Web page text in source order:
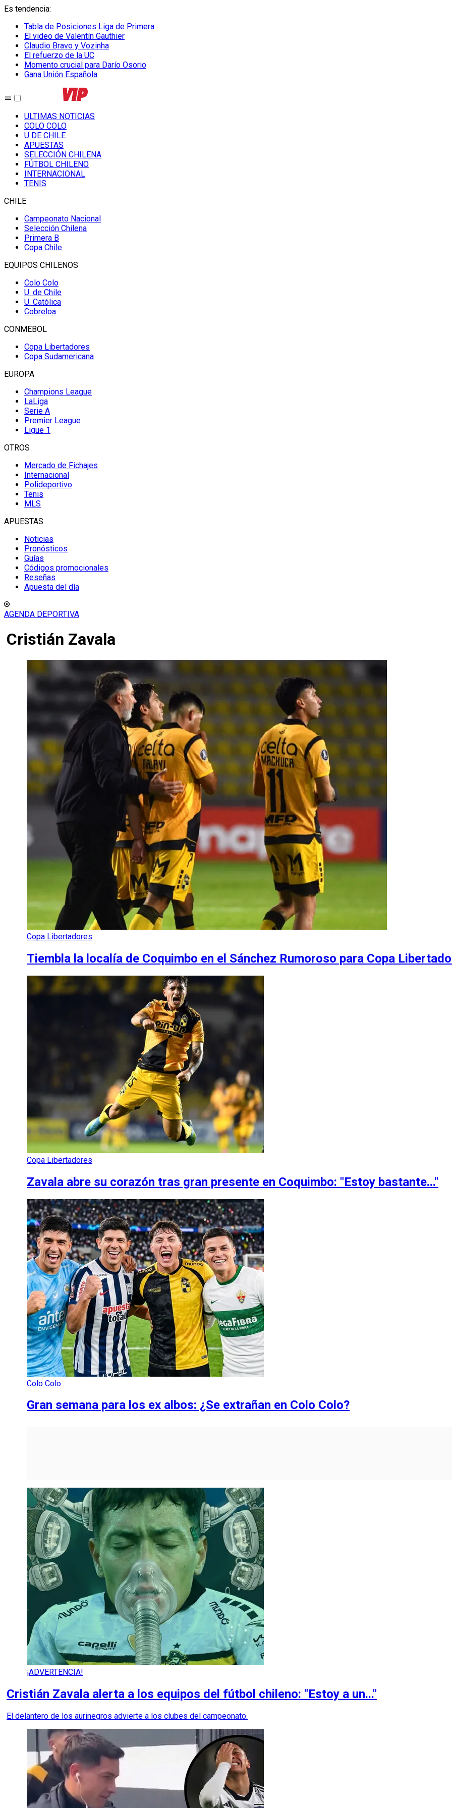
Es tendencia:
Tabla de Posiciones Liga de Primera
El video de Valentín Gauthier
Claudio Bravo y Vozinha
El refuerzo de la UC
Momento crucial para Darío Osorio
Gana Unión Española
ULTIMAS NOTICIAS
COLO COLO
U DE CHILE
APUESTAS
SELECCIÓN CHILENA
FÚTBOL CHILENO
INTERNACIONAL
TENIS
CHILE
Campeonato Nacional
Selección Chilena
Primera B
Copa Chile
EQUIPOS CHILENOS
Colo Colo
U. de Chile
U. Católica
Cobreloa
CONMEBOL
Copa Libertadores
Copa Sudamericana
EUROPA
Champions League
LaLiga
Serie A
Premier League
Ligue 1
OTROS
Mercado de Fichajes
Internacional
Polideportivo
Tenis
MLS
APUESTAS
Noticias
Pronósticos
Guías
Códigos promocionales
Reseñas
Apuesta del día
AGENDA DEPORTIVA
Cristián Zavala
Copa Libertadores
Tiembla la localía de Coquimbo en el Sánchez Rumoroso para Copa
Copa Libertadores
Zavala abre su corazón tras gran presente en Coquimbo: "Estoy bastante..."
Colo Colo
Gran semana para los ex albos: ¿Se extrañan en Colo Colo?
¡ADVERTENCIA!
Cristián Zavala alerta a los equipos del fútbol chileno: "Estoy a un..."
El delantero de los aurinegros advierte a los clubes del campeonato.